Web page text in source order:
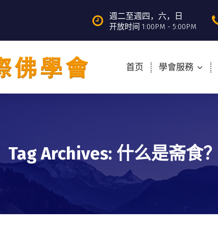
週二至週四，六，日
开放时间 1:00PM - 5:00PM
首页 學會服務
Tag Archives: 什么是斋食？